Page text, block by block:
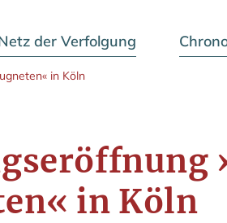
Hauptmenü
öffnender Verfolgung
in Köln
in Köln